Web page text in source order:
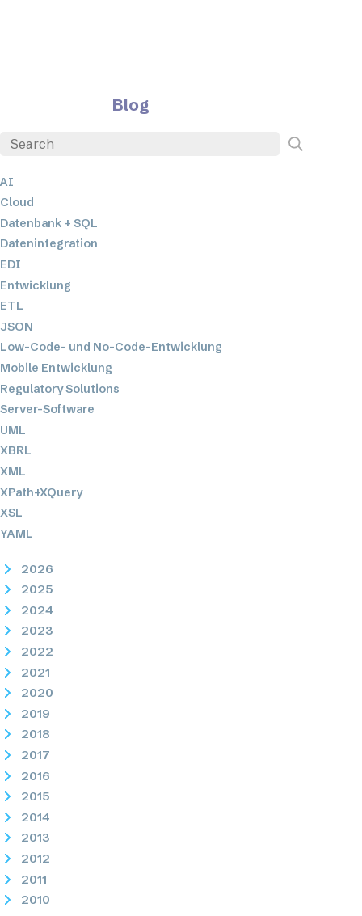
Blog
AI
Cloud
Datenbank + SQL
Datenintegration
EDI
Entwicklung
ETL
JSON
Low-Code- und No-Code-Entwicklung
Mobile Entwicklung
Regulatory Solutions
Server-Software
UML
XBRL
XML
XPath+XQuery
XSL
YAML
2026
2025
2024
2023
2022
2021
2020
2019
2018
2017
2016
2015
2014
2013
2012
2011
2010